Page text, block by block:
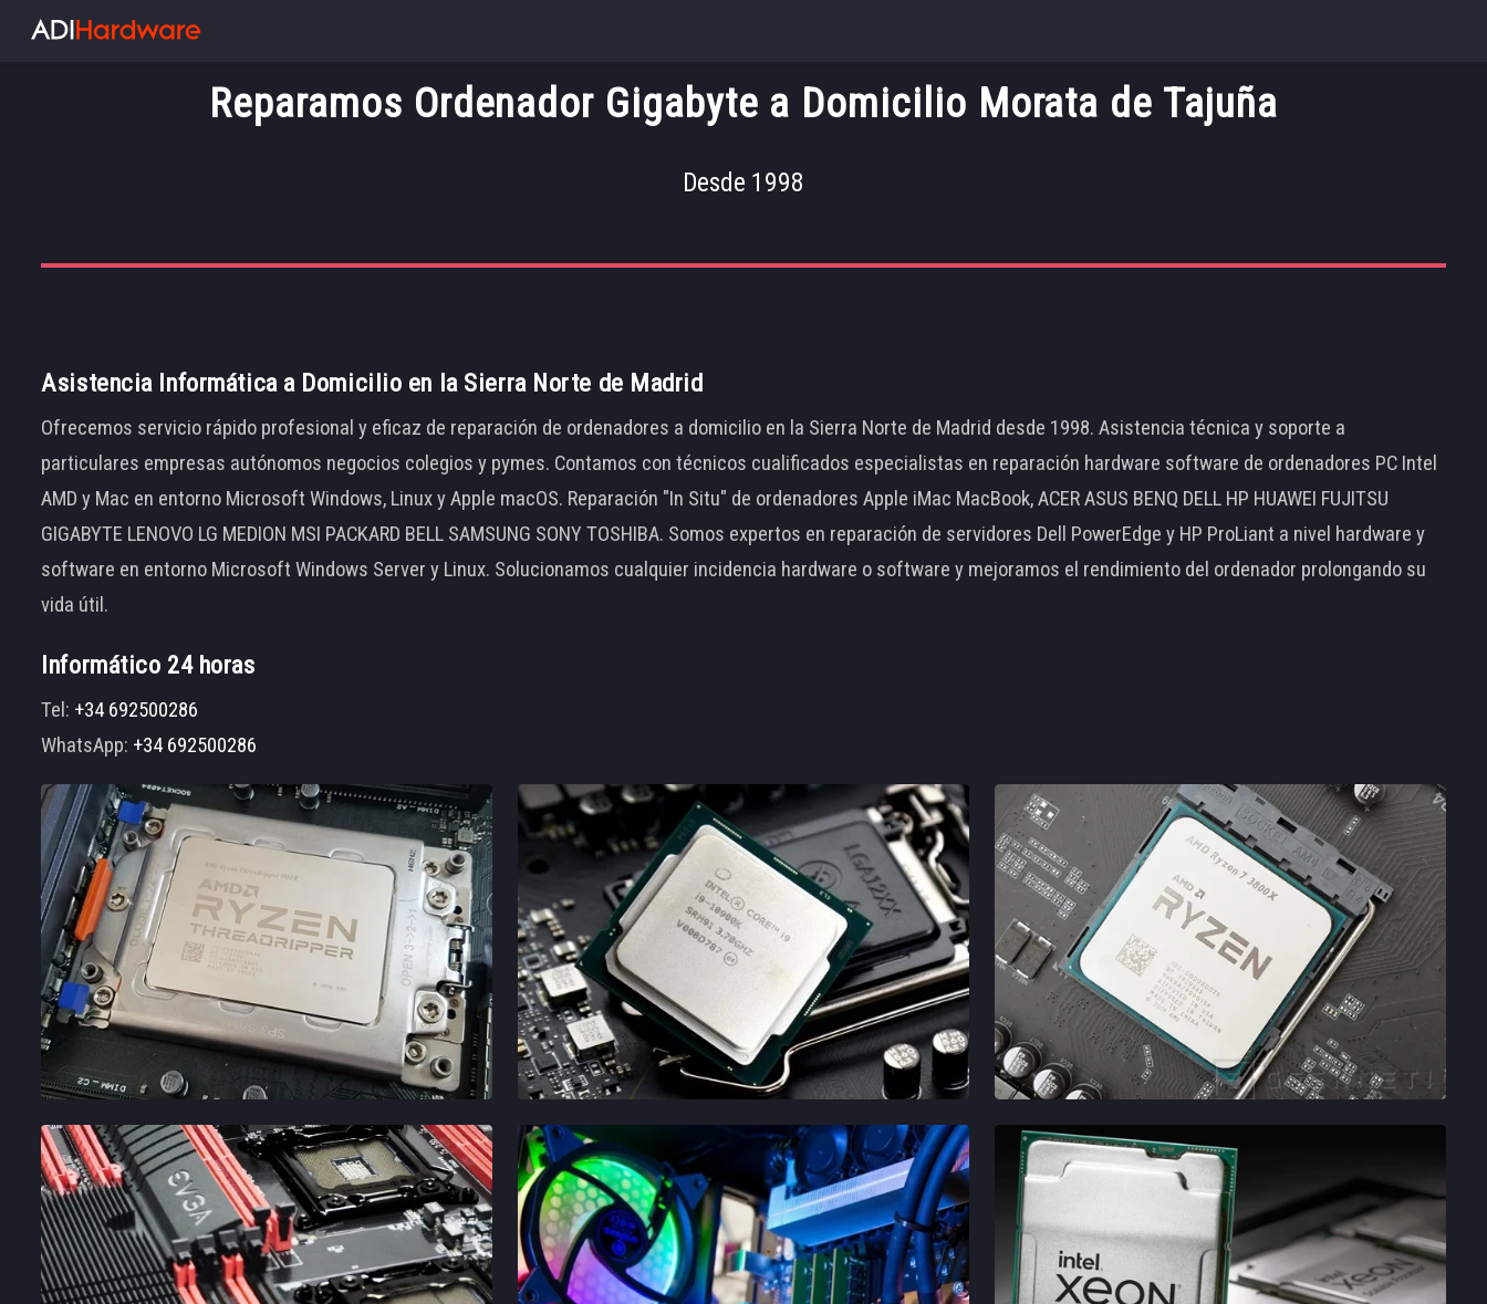
Reparamos Ordenador Gigabyte a Domicilio Morata de Tajuña
Desde 1998
Asistencia Informática a Domicilio en la Sierra Norte de Madrid
Ofrecemos servicio rápido profesional y eficaz de reparación de ordenadores a domicilio en la Sierra Norte de Madrid desde 1998. Asistencia técnica y soporte a
particulares empresas autónomos negocios colegios y pymes. Contamos con técnicos cualificados especialistas en reparación hardware software de ordenadores PC Intel
AMD y Mac en entorno Microsoft Windows, Linux y Apple macOS. Reparación "In Situ" de ordenadores Apple iMac MacBook, ACER ASUS BENQ DELL HP HUAWEI FUJITSU
GIGABYTE LENOVO LG MEDION MSI PACKARD BELL SAMSUNG SONY TOSHIBA. Somos expertos en reparación de servidores Dell PowerEdge y HP ProLiant a nivel hardware y
software en entorno Microsoft Windows Server y Linux. Solucionamos cualquier incidencia hardware o software y mejoramos el rendimiento del ordenador prolongando su
vida útil.
Informático 24 horas
Tel: +34 692500286
WhatsApp: +34 692500286